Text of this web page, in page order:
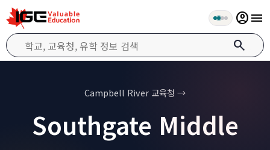
search
account_circlemenu
Campbell River 교육청 →
Southgate Middle